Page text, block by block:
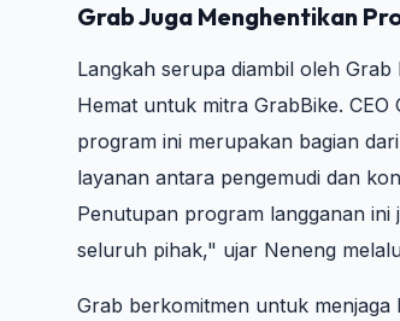
Grab Juga Menghentikan
Langkah serupa diambil oleh
Hemat untuk mitra GrabBike.
program ini merupakan bagian
layanan antara pengemudi dan
Penutupan program langganan ini
seluruh pihak," ujar Neneng
Grab berkomitmen untuk